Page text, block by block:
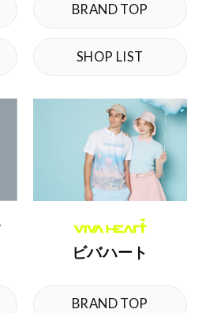
BRAND TOP
SHOP LIST
ビバハート
BRAND TOP